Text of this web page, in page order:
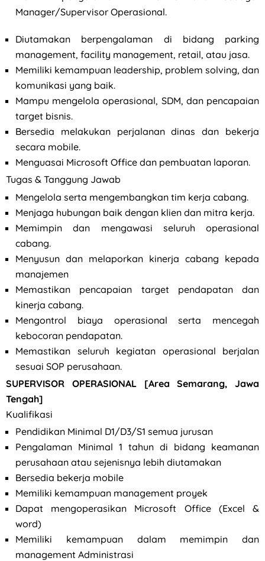
Manager/Supervisor Operasional.
Diutamakan berpengalaman di bidang parking
management, facility management, retail, atau jasa.
Memiliki kemampuan leadership, problem solving, dan
komunikasi yang baik.
Mampu mengelola operasional, SDM, dan pencapaian
target bisnis.
Bersedia melakukan perjalanan dinas dan bekerja
secara mobile.
Menguasai Microsoft Office dan pembuatan laporan.
Tugas & Tanggung Jawab
Mengelola serta mengembangkan tim kerja cabang.
Menjaga hubungan baik dengan klien dan mitra kerja.
Memimpin dan mengawasi seluruh operasional
cabang.
Menyusun dan melaporkan kinerja cabang kepada
manajemen
Memastikan pencapaian target pendapatan dan
kinerja cabang.
Mengontrol biaya operasional serta mencegah
kebocoran pendapatan.
Memastikan seluruh kegiatan operasional berjalan
sesuai SOP perusahaan.
SUPERVISOR OPERASIONAL [Area Semarang, Jawa
Tengah]
Kualifikasi
Pendidikan Minimal D1/D3/S1 semua jurusan
Pengalaman Minimal 1 tahun di bidang keamanan
perusahaan atau sejenisnya lebih diutamakan
Bersedia bekerja mobile
Memiliki kemampuan management proyek
Dapat mengoperasikan Microsoft Office (Excel &
word)
Memiliki kemampuan dalam memimpin dan
management Administrasi